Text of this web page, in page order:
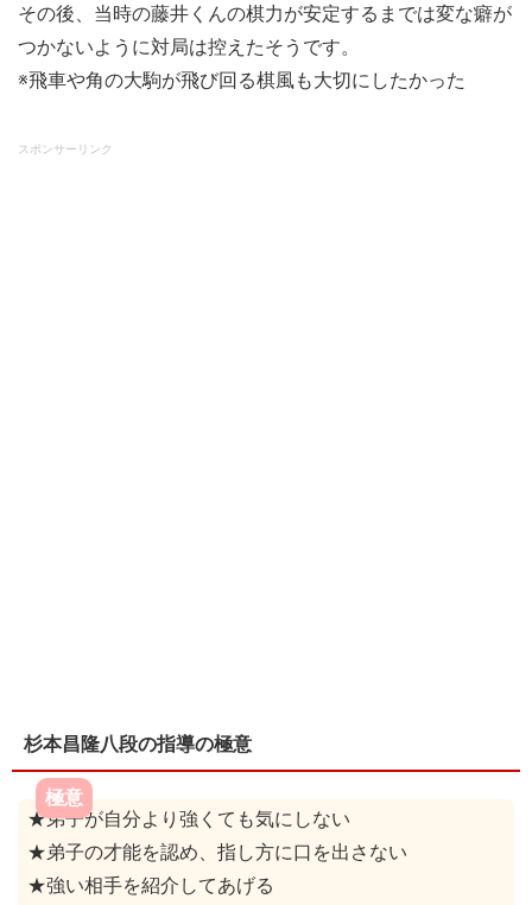
その後、当時の藤井くんの棋力が安定するまでは変な癖が
つかないように対局は控えたそうです。
※飛車や角の大駒が飛び回る棋風も大切にしたかった
スポンサーリンク
杉本昌隆八段の指導の極意
極意
★弟子が自分より強くても気にしない
★弟子の才能を認め、指し方に口を出さない
★強い相手を紹介してあげる